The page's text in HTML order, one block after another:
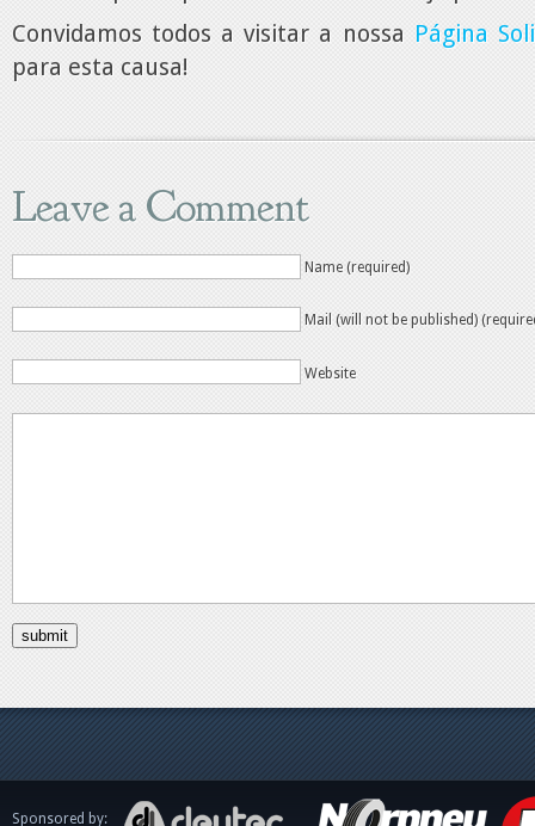
Convidamos todos a visitar a nossa Página
para esta causa!
Leave a Comment
Name (required)
Mail (will not be published)
Website
Sponsored by: